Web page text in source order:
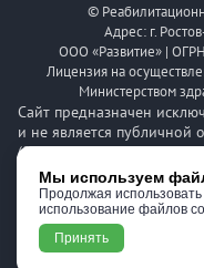
©
Адрес: г.
ООО «Развитие» |
Лицензия на
Министерством
Сайт предназначен
и не является публичной
(2) Гражданского
характер и могут быть
детальной информации о
пожалуйста,
размещенная на сайте,
назначения лечения и не
Мы используем
Продолжая
использование файлов
Принять